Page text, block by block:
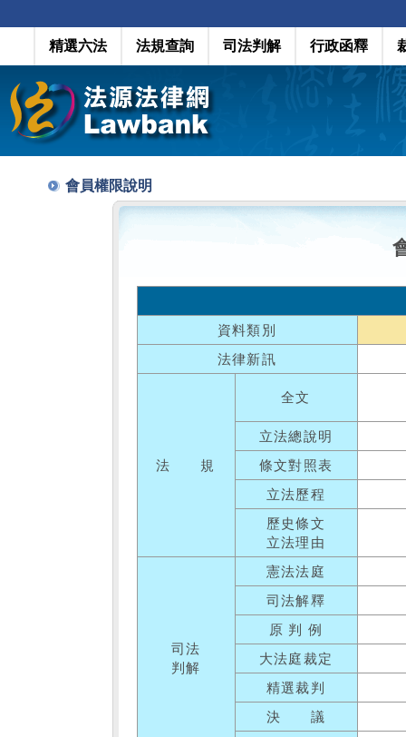
精選六法 法規查詢 司法判解 行政函釋
會員權限說明
資料類別
法律新訊
法 規
全文
立法總說明
條文對照表
立法歷程
歷史條文
立法理由
司法
判解
憲法法庭
司法解釋
原 判 例
大法庭裁定
精選裁判
決 議